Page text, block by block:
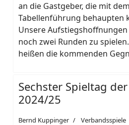
an die Gastgeber, die mit
Tabellenführung behaupten
Unsere
noch zwei Runden zu
heißen die kommenden
Sechster Spieltag
2024/25
Bernd Kuppinger Verbandsspiele